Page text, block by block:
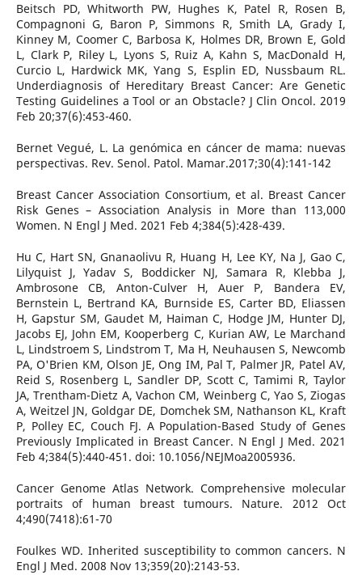
Beitsch PD, Whitworth PW, Hughes K, Patel R, Rosen B,
Compagnoni G, Baron P, Simmons R, Smith LA, Grady I,
Kinney M, Coomer C, Barbosa K, Holmes DR, Brown E, Gold
L, Clark P, Riley L, Lyons S, Ruiz A, Kahn S, MacDonald H,
Curcio L, Hardwick MK, Yang S, Esplin ED, Nussbaum RL.
Underdiagnosis of Hereditary Breast Cancer: Are Genetic
Testing Guidelines a Tool or an Obstacle? J Clin Oncol. 2019
Feb 20;37(6):453-460.
Bernet Vegué, L. La genómica en cáncer de mama: nuevas
perspectivas. Rev. Senol. Patol. Mamar.2017;30(4):141-142
Breast Cancer Association Consortium, et al. Breast Cancer
Risk Genes – Association Analysis in More than 113,000
Women. N Engl J Med. 2021 Feb 4;384(5):428-439.
Hu C, Hart SN, Gnanaolivu R, Huang H, Lee KY, Na J, Gao C,
Lilyquist J, Yadav S, Boddicker NJ, Samara R, Klebba J,
Ambrosone CB, Anton-Culver H, Auer P, Bandera EV,
Bernstein L, Bertrand KA, Burnside ES, Carter BD, Eliassen
H, Gapstur SM, Gaudet M, Haiman C, Hodge JM, Hunter DJ,
Jacobs EJ, John EM, Kooperberg C, Kurian AW, Le Marchand
L, Lindstroem S, Lindstrom T, Ma H, Neuhausen S, Newcomb
PA, O'Brien KM, Olson JE, Ong IM, Pal T, Palmer JR, Patel AV,
Reid S, Rosenberg L, Sandler DP, Scott C, Tamimi R, Taylor
JA, Trentham-Dietz A, Vachon CM, Weinberg C, Yao S, Ziogas
A, Weitzel JN, Goldgar DE, Domchek SM, Nathanson KL, Kraft
P, Polley EC, Couch FJ. A Population-Based Study of Genes
Previously Implicated in Breast Cancer. N Engl J Med. 2021
Feb 4;384(5):440-451. doi: 10.1056/NEJMoa2005936.
Cancer Genome Atlas Network. Comprehensive molecular
portraits of human breast tumours. Nature. 2012 Oct
4;490(7418):61-70
Foulkes WD. Inherited susceptibility to common cancers. N
Engl J Med. 2008 Nov 13;359(20):2143-53.